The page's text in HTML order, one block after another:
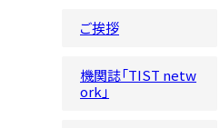
ご挨拶
機関誌「TIST netw
ork」